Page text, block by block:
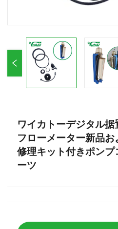
ワイカトーデジタル
フローメーター新品
修理キット付きポンプ
ーツ